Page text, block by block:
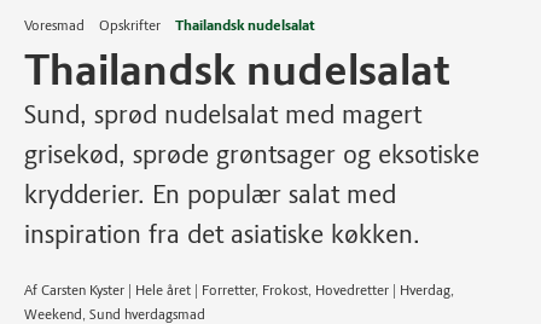
Voresmad Opskrifter Thailandsk nudelsalat
Thailandsk nudelsalat
Sund, sprød nudelsalat med magert
grisekød, sprøde grøntsager og eksotiske
krydderier. En populær salat med
inspiration fra det asiatiske køkken.
Af Carsten Kyster | Hele året | Forretter, Frokost, Hovedretter | Hverdag,
Weekend, Sund hverdagsmad